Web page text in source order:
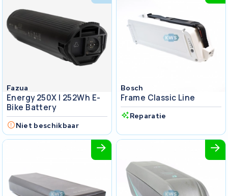
Fazua
Energy 250X I 252Wh E-
Bike Battery
Niet beschikbaar
Bosch
Frame Classic Line
Reparatie